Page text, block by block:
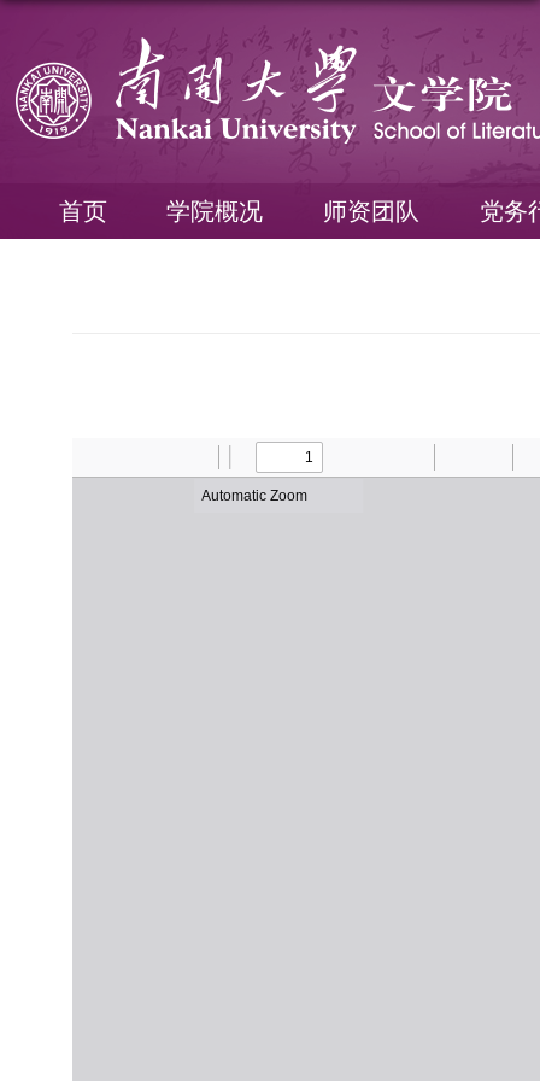
首页 学院概况 师资团队 党务